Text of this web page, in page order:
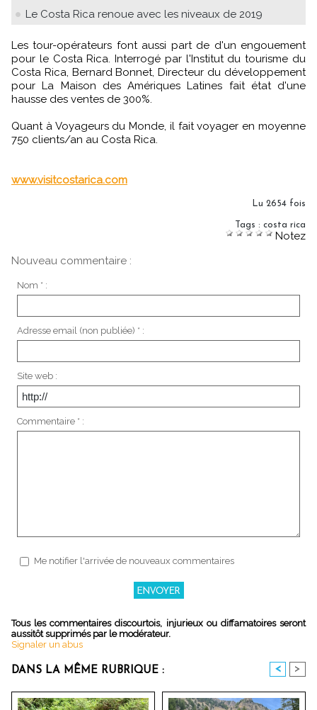
Le Costa Rica renoue avec les niveaux de 2019
Les tour-opérateurs font aussi part de d'un engouement
pour le Costa Rica. Interrogé par l'Institut du tourisme du
Costa Rica, Bernard Bonnet, Directeur du développement
pour La Maison des Amériques Latines fait état d'une
hausse des ventes de 300%.
Quant à Voyageurs du Monde, il fait voyager en moyenne
750 clients/an au Costa Rica.
www.visitcostarica.com
Lu 2654 fois
Tags : costa rica
Notez
Nouveau commentaire :
Nom * :
Adresse email (non publiée) * :
Site web :
Commentaire * :
Me notifier l'arrivée de nouveaux commentaires
Tous les commentaires discourtois, injurieux ou diffamatoires seront
aussitôt supprimés par le modérateur.
Signaler un abus
DANS LA MÊME RUBRIQUE : < >